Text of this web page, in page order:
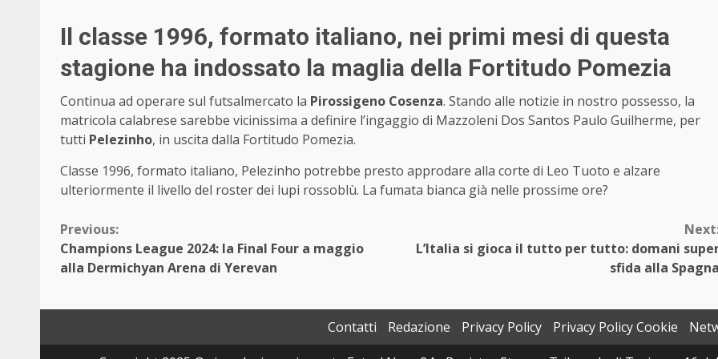
Il classe 1996, formato italiano, nei primi mesi di questa
stagione ha indossato la maglia della Fortitudo Pomezia
Continua ad operare sul futsalmercato la Pirossigeno Cosenza. Stando alle notizie in nostro possesso, la
matricola calabrese sarebbe vicinissima a definire l’ingaggio di Mazzoleni Dos Santos Paulo Guilherme, per
tutti Pelezinho, in uscita dalla Fortitudo Pomezia.
Classe 1996, formato italiano, Pelezinho potrebbe presto approdare alla corte di Leo Tuoto e alzare
ulteriormente il livello del roster dei lupi rossoblù. La fumata bianca già nelle prossime ore?
Continue
Reading
Previous:
Champions League 2024: la Final Four a maggio
alla Dermichyan Arena di Yerevan
L’Italia si gioca il tutto per tutto: domani
sfida alla Spagna
Contatti Redazione Privacy Policy Privacy Policy Cookie